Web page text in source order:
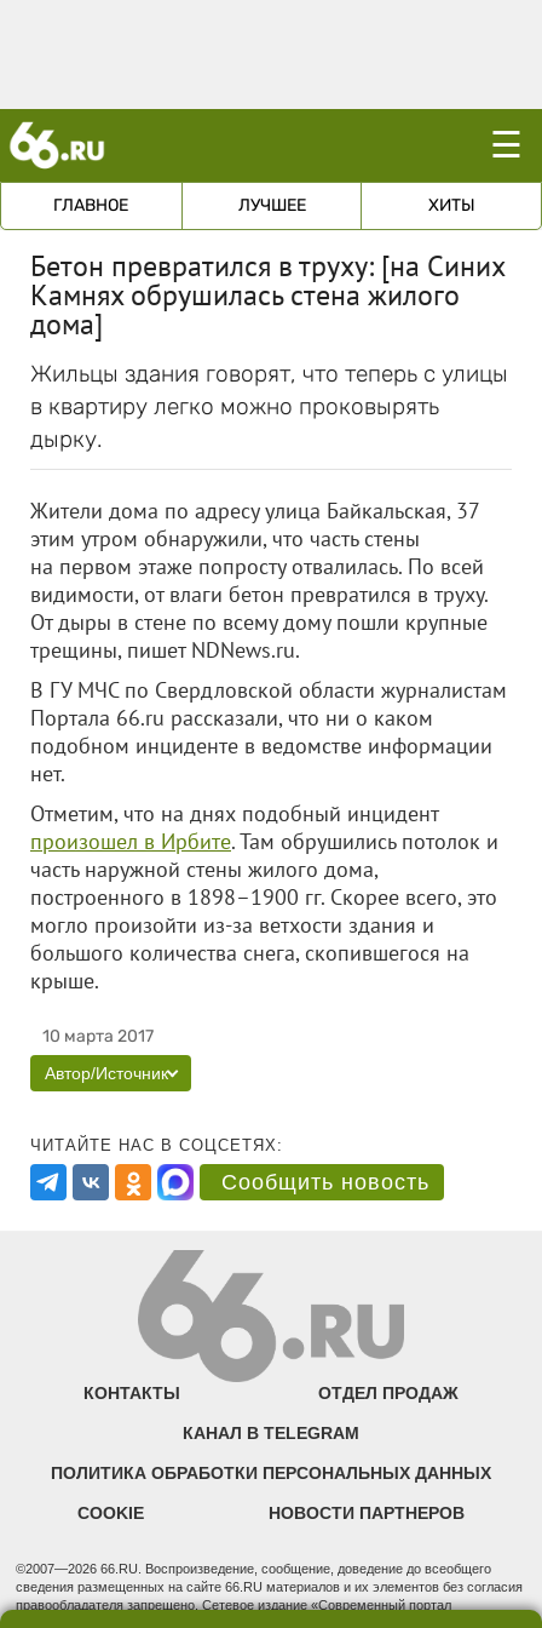
☰
ГЛАВНОЕ ЛУЧШЕЕ ХИТЫ
Бетон превратился в труху: [на Синих
Камнях обрушилась стена жилого
дома]
Жильцы здания говорят, что теперь с улицы
в квартиру легко можно проковырять
дырку.
Жители дома по адресу улица Байкальская, 37
этим утром обнаружили, что часть стены
на первом этаже попросту отвалилась. По всей
видимости, от влаги бетон превратился в труху.
От дыры в стене по всему дому пошли крупные
трещины, пишет NDNews.ru.
В ГУ МЧС по Свердловской области журналистам
Портала 66.ru рассказали, что ни о каком
подобном инциденте в ведомстве информации
нет.
Отметим, что на днях подобный инцидент
произошел в Ирбите. Там обрушились потолок и
часть наружной стены жилого дома,
построенного в 1898–1900 гг. Скорее всего, это
могло произойти из-за ветхости здания и
большого количества снега, скопившегося на
крыше.
10 марта 2017
Автор/Источник
ЧИТАЙТЕ НАС В СОЦСЕТЯХ:
Сообщить новость
КОНТАКТЫ ОТДЕЛ ПРОДАЖ
КАНАЛ В TELEGRAM
ПОЛИТИКА ОБРАБОТКИ ПЕРСОНАЛЬНЫХ ДАННЫХ
COOKIE НОВОСТИ ПАРТНЕРОВ
©2007—2026 66.RU. Воспроизведение, сообщение, доведение до всеобщего
сведения размещенных на сайте 66.RU материалов и их элементов без согласия
правообладателя запрещено. Сетевое издание «Современный портал